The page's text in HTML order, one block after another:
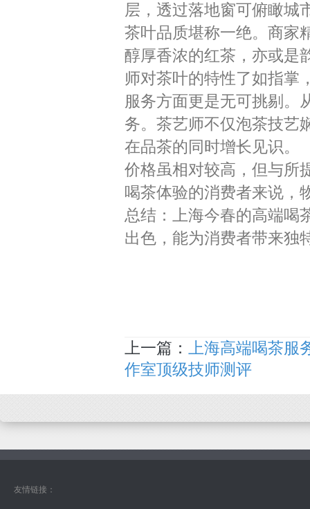
层，透过落地窗可俯瞰城
茶叶品质堪称一绝。商家
醇厚香浓的红茶，亦或是
师对茶叶的特性了如指掌
服务方面更是无可挑剔。
务。茶艺师不仅泡茶技艺
在品茶的同时增长见识。
价格虽相对较高，但与所
喝茶体验的消费者来说，
总结：上海今春的高端喝
出色，能为消费者带来独
上一篇：
上海高端喝茶
作室顶级技师测评
友情链接：